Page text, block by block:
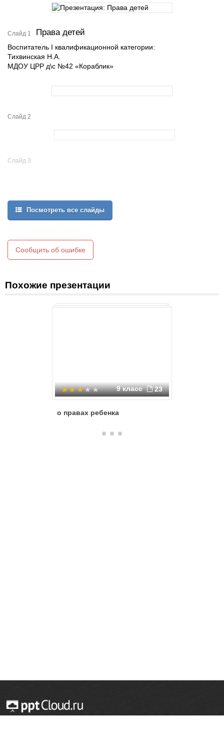
Слайд 1 Права детей
Воспитатель I квалификационной категории:
Тихвинская Н.А.
МДОУ ЦРР д\с №42 «Кораблик»
Слайд 2
Слайд 3
Посмотреть все слайды
Сообщить об ошибке
Похожие презентации
9 класс 23
о правах ребенка